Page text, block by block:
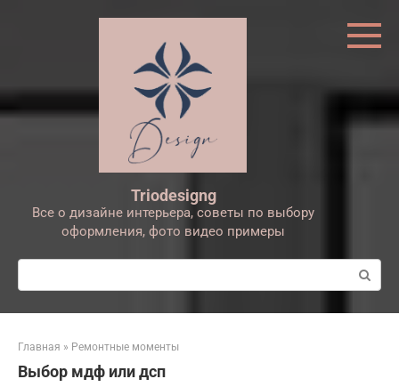
Triodesigng
Все о дизайне интерьера, советы по выбору
оформления, фото видео примеры
Поиск:
Главная » Ремонтные моменты
Выбор мдф или дсп